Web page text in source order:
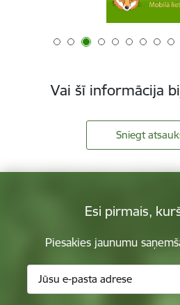
Vai šī informācija
Sniegt
Esi pirmais,
Piesakies jaunumu